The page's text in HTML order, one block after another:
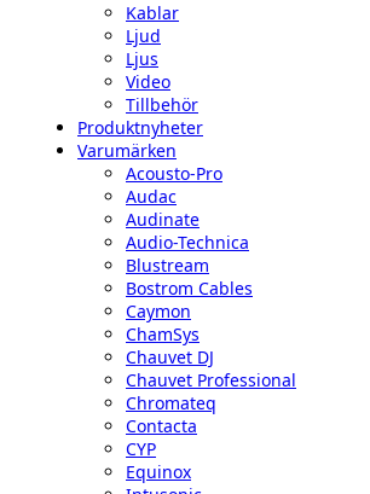
Kablar
Ljud
Ljus
Video
Tillbehör
Produktnyheter
Varumärken
Acousto-Pro
Audac
Audinate
Audio-Technica
Blustream
Bostrom Cables
Caymon
ChamSys
Chauvet DJ
Chauvet Professional
Chromateq
Contacta
CYP
Equinox